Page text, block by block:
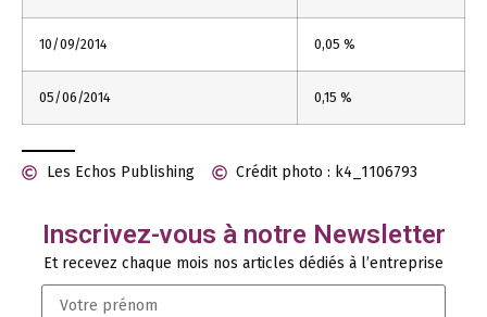
10/09/2014 0,05 %
05/06/2014 0,15 %
Les Echos Publishing Crédit photo : k4_1106793
Inscrivez-vous à notre Newsletter
Et recevez chaque mois nos articles dédiés à l’entreprise